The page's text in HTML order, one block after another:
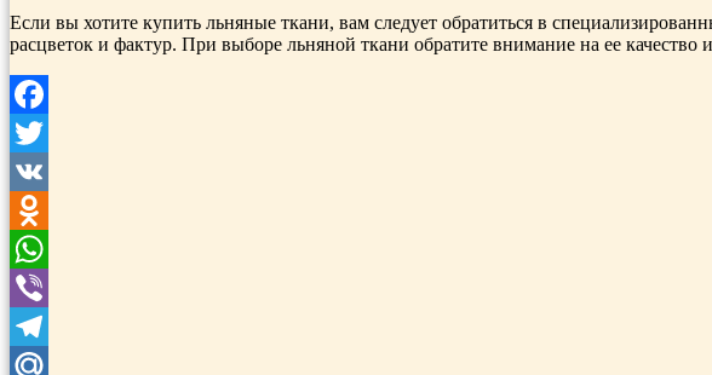
Если вы хотите купить льняные ткани, вам следует обратиться в
расцветок и фактур. При выборе льняной ткани обратите внимание на ее
Facebook
Twitter
VK
Odnoklassniki
WhatsApp
Viber
Telegram